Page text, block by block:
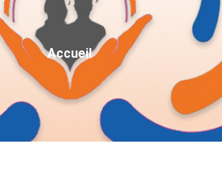
Fil
D'Ariane
Accueil